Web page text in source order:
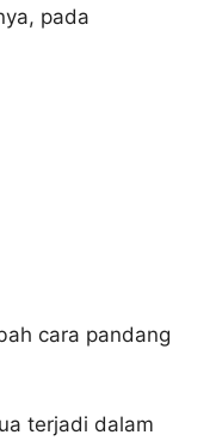
pada
cara pandang
terjadi dalam